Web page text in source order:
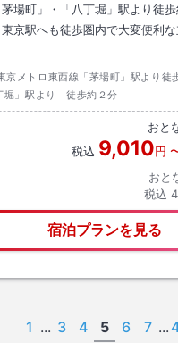
場町」・「八丁堀」駅より徒
京駅へも徒歩圏内で大変便利
京メトロ東西線「茅場町」駅より徒
堀」駅より 徒歩約２分
おと
税込 9,010円
おと
税込
宿泊プランを見る
1 ... 3 4 5 6 7 ...